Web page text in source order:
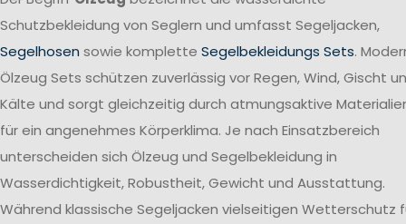
Schutzbekleidung von Seglern und umfasst Segeljacken,
Segelhosen sowie komplette Segelbekleidungs Sets.
Ölzeug Sets schützen zuverlässig vor Regen, Wind, Gischt
Kälte und sorgt gleichzeitig durch atmungsaktive
für ein angenehmes Körperklima. Je nach Einsatzbereich
unterscheiden sich Ölzeug und Segelbekleidung in
Wasserdichtigkeit, Robustheit, Gewicht und Ausstattung.
Während klassische Segeljacken vielseitigen Wetterschutz